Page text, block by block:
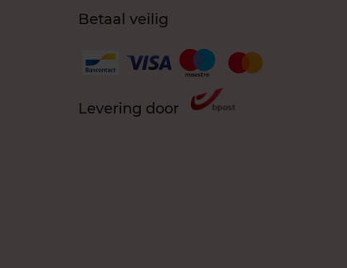
Betaal veilig
Levering door